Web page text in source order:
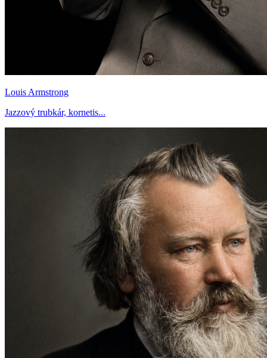
Louis Armstrong
Jazzový trubkár, kornetis...